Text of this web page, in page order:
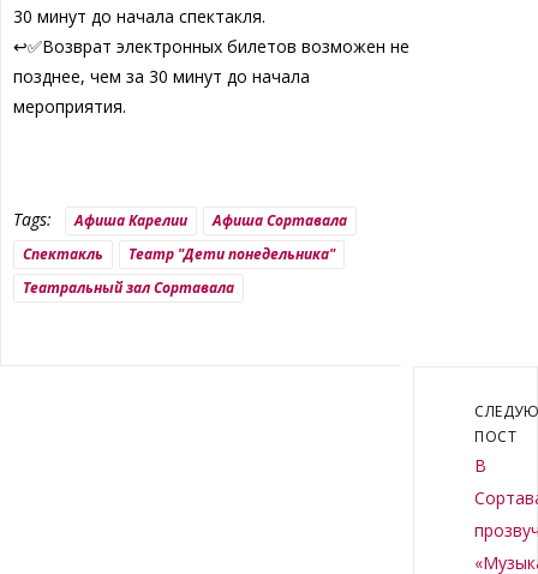
30 минут до начала спектакля.
↩✅Возврат электронных билетов возможен не
позднее, чем за 30 минут до начала
мероприятия.
Tags: Афиша Карелии
Афиша Сортавала
Спектакль
Театр "Дети понедельника"
Театральный зал Сортавала
ПОСТ
В